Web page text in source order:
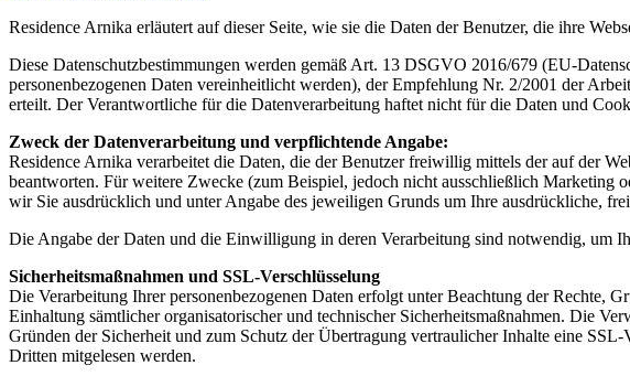
Residence Arnika erläutert auf dieser Seite, wie sie die Daten der Benutzer, die ihre
Diese Datenschutzbestimmungen werden gemäß Art. 13 DSGVO 2016/679 (EU-
personenbezogenen Daten vereinheitlicht werden), der Empfehlung Nr. 2/2001 der
erteilt. Der Verantwortliche für die Datenverarbeitung haftet nicht für die Daten und
Zweck der Datenverarbeitung und verpflichtende Angabe:
Residence Arnika verarbeitet die Daten, die der Benutzer freiwillig mittels der auf der
beantworten. Für weitere Zwecke (zum Beispiel, jedoch nicht ausschließlich Marketing
wir Sie ausdrücklich und unter Angabe des jeweiligen Grunds um Ihre ausdrückliche,
Die Angabe der Daten und die Einwilligung in deren Verarbeitung sind notwendig,
Sicherheitsmaßnahmen und SSL-Verschlüsselung
Die Verarbeitung Ihrer personenbezogenen Daten erfolgt unter Beachtung der Rechte,
Einhaltung sämtlicher organisatorischer und technischer Sicherheitsmaßnahmen. Die
Gründen der Sicherheit und zum Schutz der Übertragung vertraulicher Inhalte eine
Dritten mitgelesen werden.